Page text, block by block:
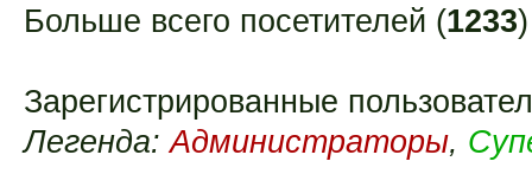
Больше всего посетителей (1233
Зарегистрированные
Легенда:Администраторы,